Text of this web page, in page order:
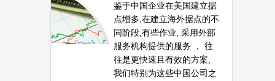
鉴于中国企业在美国建立据
点增多,在建立海外据点的不
同阶段,有些作业, 采用外部
服务机构提供的服务 ， 往
往是更快速且有效的方案,
我们特别为这些中国公司之